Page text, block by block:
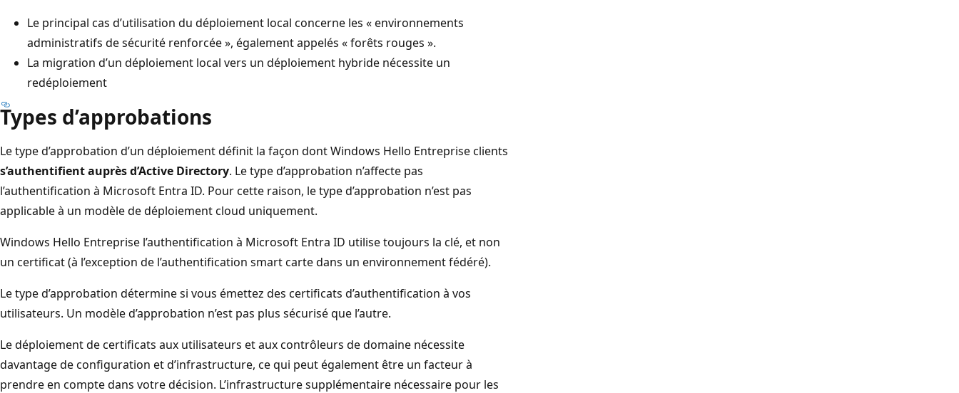
Le principal cas d’utilisation du déploiement local concerne les « environnements
administratifs de sécurité renforcée », également appelés « forêts rouges ».
La migration d’un déploiement local vers un déploiement hybride nécessite un
redéploiement
Types d’approbations
Le type d’approbation d’un déploiement définit la façon dont Windows Hello Entreprise clients
s’authentifient auprès d’Active Directory. Le type d’approbation n’affecte pas
l’authentification à Microsoft Entra ID. Pour cette raison, le type d’approbation n’est pas
applicable à un modèle de déploiement cloud uniquement.
Windows Hello Entreprise l’authentification à Microsoft Entra ID utilise toujours la clé, et non
un certificat (à l’exception de l’authentification smart carte dans un environnement fédéré).
Le type d’approbation détermine si vous émettez des certificats d’authentification à vos
utilisateurs. Un modèle d’approbation n’est pas plus sécurisé que l’autre.
Le déploiement de certificats aux utilisateurs et aux contrôleurs de domaine nécessite
davantage de configuration et d’infrastructure, ce qui peut également être un facteur à
prendre en compte dans votre décision. L’infrastructure supplémentaire nécessaire pour les